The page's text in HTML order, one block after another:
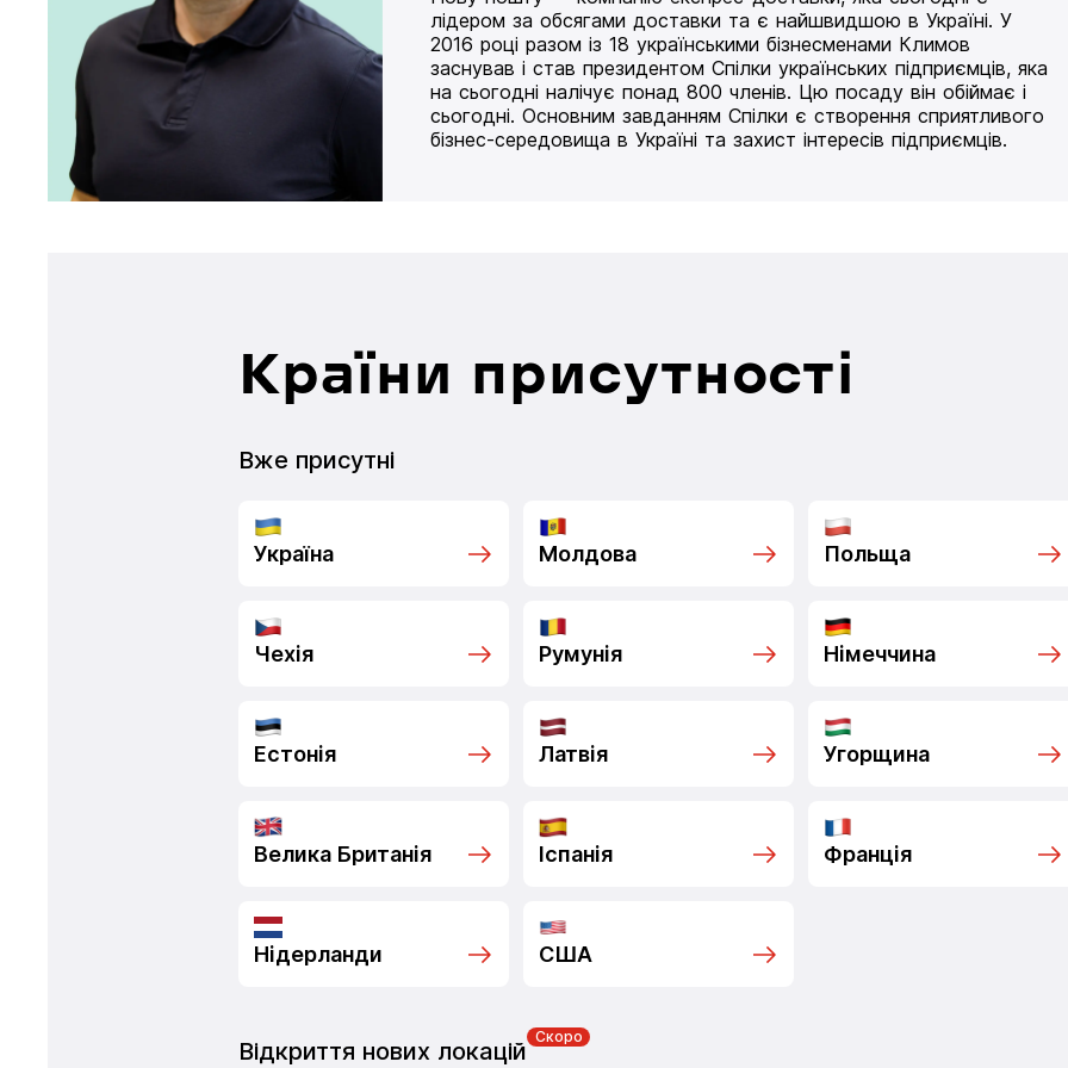
лідером за обсягами доставки та є найшвидшою в Україні. У
2016 році разом із 18 українськими бізнесменами Климов
заснував і став президентом Спілки українських підприємців, яка
на сьогодні налічує понад 800 членів. Цю посаду він обіймає і
сьогодні. Основним завданням Спілки є створення сприятливого
бізнес-середовища в Україні та захист інтересів підприємців.
Країни присутності
Вже присутні
Україна Молдова Польща
Чехія Румунія Німеччина
Естонія Латвія Угорщина
Велика Британія Іспанія Франція
Нідерланди США
Відкриття нових локацій
Скоро